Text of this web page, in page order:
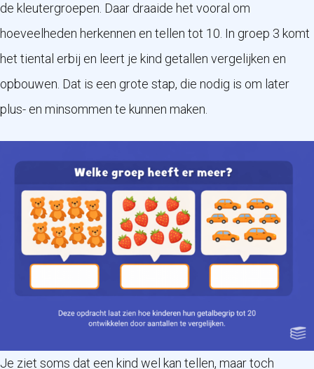
de kleutergroepen. Daar draaide het vooral om
hoeveelheden herkennen en tellen tot 10. In groep 3 komt
het tiental erbij en leert je kind getallen vergelijken en
opbouwen. Dat is een grote stap, die nodig is om later
plus- en minsommen te kunnen maken.
Je ziet soms dat een kind wel kan tellen, maar toch